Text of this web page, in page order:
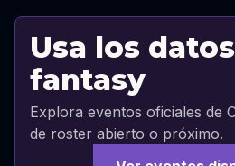
Usa los
fantasy
Explora eventos oficiales de
de roster abierto o próximo.